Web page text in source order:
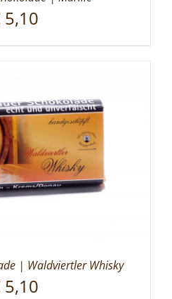
5,10
| Waldviertler Whisky
5,10